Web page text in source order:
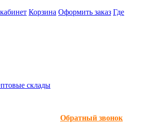
Корзина Оформить заказ Где
склады
Обратный звонок